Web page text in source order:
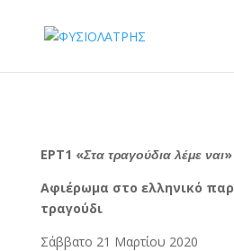
ΕΡΤ1 «Στα τραγούδια λέμε ναι»
Αφιέρωμα στο ελληνικό
τραγούδι
Σάββατο 21 Μαρτίου 2020